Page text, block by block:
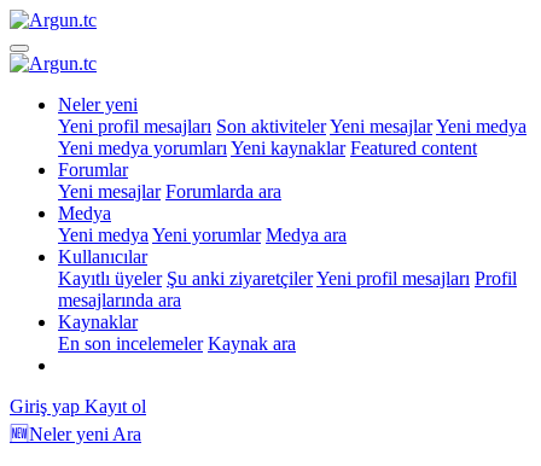
Neler yeni
Yeni profil mesajları Son aktivitelerYeni mesajlarYeni medya
Yeni medya yorumları Yeni kaynaklar Featured content
Forumlar
Yeni mesajlar Forumlarda ara
Medya
Yeni medya Yeni yorumlar Medya ara
Kullanıcılar
Kayıtlı üyeler Şu anki ziyaretçilerYeni profil mesajları Profil
mesajlarında ara
Kaynaklar
En son incelemeler Kaynak ara
Giriş yap Kayıt ol
🆕Neler yeni Ara